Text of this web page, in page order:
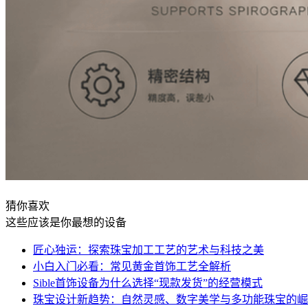
猜你喜欢
这些应该是你最想的设备
匠心独运：探索珠宝加工工艺的艺术与科技之美
小白入门必看：常见黄金首饰工艺全解析
Sible首饰设备为什么选择“现款发货”的经营模式
珠宝设计新趋势：自然灵感、数字美学与多功能珠宝的